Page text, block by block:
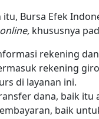
itu, Bursa Efek
online, khususnya
rekening
rekening
di layanan ini.
dana, baik itu
baik